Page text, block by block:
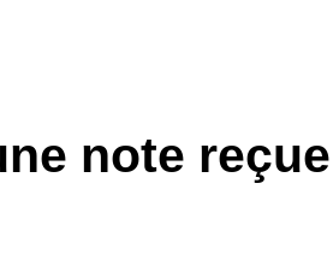
note